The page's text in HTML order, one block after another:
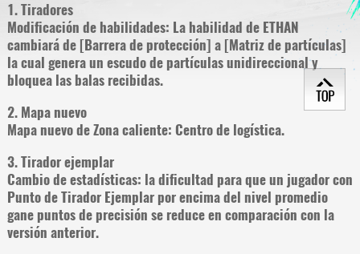
1. Tiradores
Modificación de habilidades: La habilidad de ETHAN
cambiará de [Barrera de protección] a [Matriz de partículas]
la cual genera un escudo de partículas unidireccional y
bloquea las balas recibidas.
2. ​Mapa nuevo
Mapa nuevo de Zona caliente: Centro de logística.
3. Tirador ejemplar
Cambio de estadísticas: la dificultad para que un jugador con
Punto de Tirador Ejemplar por encima del nivel promedio
gane puntos de precisión se reduce en comparación con la
versión anterior.